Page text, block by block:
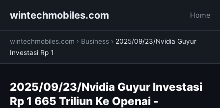
wintechmobiles.com Home
wintechmobiles.com › Business › 2025/09/23/Nvidia Guyur
Investasi Rp 1
2025/09/23/Nvidia Guyur Investasi
Rp 1 665 Triliun Ke Openai -